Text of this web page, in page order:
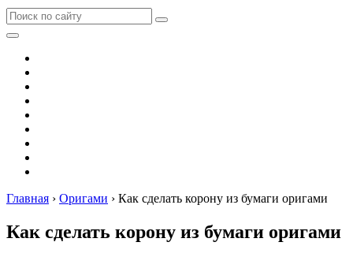
Главная › Оригами › Как сделать корону из бумаги оригами
Как сделать корону из бумаги оригами